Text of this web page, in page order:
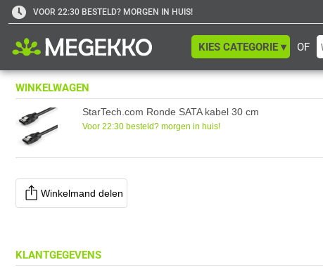
VOOR 22:30 BESTELD? MORGEN IN HUIS!
OF
KIES CATEGORIE ▾
WINKELWAGEN
StarTech.com Ronde SATA kabel 30 cm
Voor 22:30 besteld? morgen in huis!
Winkelmand delen
KLANTGEGEVENS